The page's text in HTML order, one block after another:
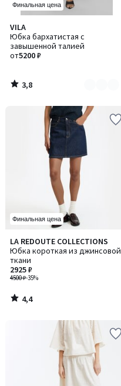
Финальная цена
VILA
Юбка бархатистая с
завышенной талией
от5200 ₽
3,8
/ 5
Количество
цветов:
2
3,8
/
Финальная цена
LA REDOUTE COLLECTIONS
Юбка короткая из джинсовой
ткани
4500 ₽-35%
2925 ₽
4,4
/ 5
4,4
/